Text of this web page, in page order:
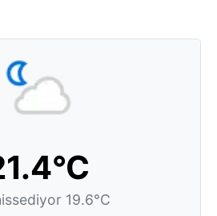
19.6°C